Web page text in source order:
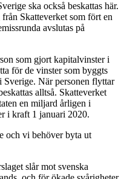
ska också beskattas här.
Skatteverket som fört en
avslutas på
som gjort kapitalvinster i
för de vinster som byggts
Sverige. När personen flyttar
alltså. Skatteverket
en miljard årligen i
i kraft 1 januari 2020.
och vi behöver byta ut
slår mot svenska